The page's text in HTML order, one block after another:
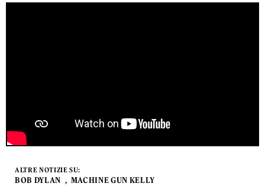
ALTRE NOTIZIE SU:
BOB DYLAN MACHINE GUN KELLY